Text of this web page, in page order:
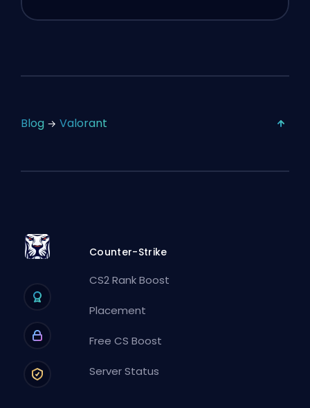
Blog Valorant
Counter-Strike
CS2 Rank Boost
Placement
Free CS Boost
Server Status